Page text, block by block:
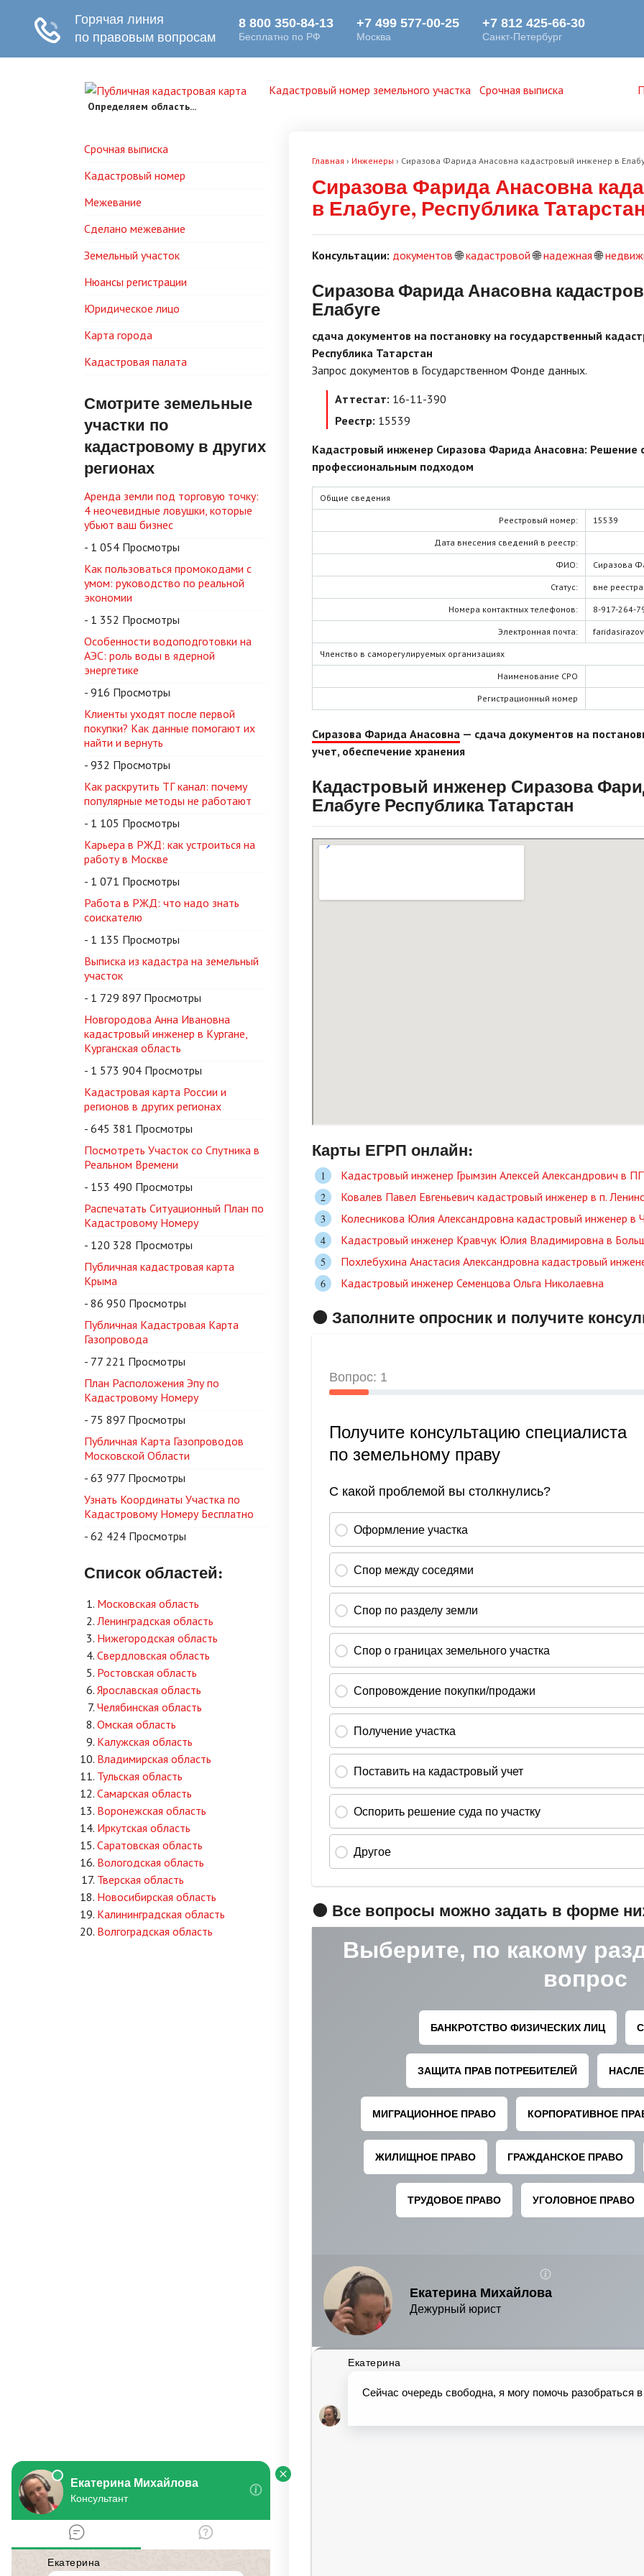
Кадастровый номер земельного участка Срочная выписка
Определяем область...
Главная › Инженеры › Сиразова Фарида Анасовна кадастровый инженер в
Сиразова Фарида Анасовна
в Елабуге, Республика
Консультации: документов🌐кадастровой🌐надежная🌐
Сиразова Фарида Анасовна
Елабуге
сдача документов на постановку на государственный
Республика Татарстан
Запрос документов в Государственном Фонде данных.
Аттестат: 16-11-390
Реестр: 15539
Кадастровый инженер Сиразова Фарида Анасовна: Решение
профессиональным подходом
Общие сведения
Реестровый номер: 15539
Дата внесения сведений в реестр:
ФИО: Сиразова
Статус: вне реестра
Номера контактных телефонов: 8-917-264-
Электронная почта:
Членство в саморегулируемых организациях
Наименование СРО
Регистрационный номер
Сиразова Фарида Анасовна — сдача документов на
учет, обеспечение хранения
Кадастровый инженер Сиразова
Елабуге Республика Татарстан
Карты ЕГРП онлайн:
Кадастровый инженер Грымзин Алексей Александрович в
Ковалев Павел Евгеньевич кадастровый инженер в п.
Колесникова Юлия Александровна кадастровый инженер в
Кадастровый инженер Кравчук Юлия Владимировна в
Похлебухина Анастасия Александровна кадастровый
Кадастровый инженер Семенцова Ольга Николаевна
🟠 Заполните опросник и получите
🟠 Все вопросы можно задать в форме
Срочная выписка
Кадастровый номер
Межевание
Сделано межевание
Земельный участок
Нюансы регистрации
Юридическое лицо
Карта города
Кадастровая палата
Смотрите земельные
участки по
кадастровому в других
регионах
Аренда земли под торговую точку:
4 неочевидные ловушки, которые
убьют ваш бизнес
- 1 054 Просмотры
Как пользоваться промокодами с
умом: руководство по реальной
экономии
- 1 352 Просмотры
Особенности водоподготовки на
АЭС: роль воды в ядерной
энергетике
- 916 Просмотры
Клиенты уходят после первой
покупки? Как данные помогают их
найти и вернуть
- 932 Просмотры
Как раскрутить ТГ канал: почему
популярные методы не работают
- 1 105 Просмотры
Карьера в РЖД: как устроиться на
работу в Москве
- 1 071 Просмотры
Работа в РЖД: что надо знать
соискателю
- 1 135 Просмотры
Выписка из кадастра на земельный
участок
- 1 729 897 Просмотры
Новгородова Анна Ивановна
кадастровый инженер в Кургане,
Курганская область
- 1 573 904 Просмотры
Кадастровая карта России и
регионов в других регионах
- 645 381 Просмотры
Посмотреть Участок со Спутника в
Реальном Времени
- 153 490 Просмотры
Распечатать Ситуационный План по
Кадастровому Номеру
- 120 328 Просмотры
Публичная кадастровая карта
Крыма
- 86 950 Просмотры
Публичная Кадастровая Карта
Газопровода
- 77 221 Просмотры
План Расположения Эпу по
Кадастровому Номеру
- 75 897 Просмотры
Публичная Карта Газопроводов
Московской Области
- 63 977 Просмотры
Узнать Координаты Участка по
Кадастровому Номеру Бесплатно
- 62 424 Просмотры
Список областей:
Московская область
Ленинградская область
Нижегородская область
Свердловская область
Ростовская область
Ярославская область
Челябинская область
Омская область
Калужская область
Владимирская область
Тульская область
Самарская область
Воронежская область
Иркутская область
Саратовская область
Вологодская область
Тверская область
Новосибирская область
Калининградская область
Волгоградская область